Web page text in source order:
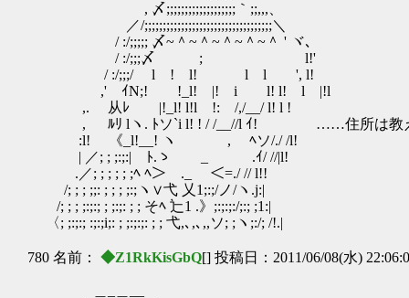
, 〆;;;;;;;;;;;;;;;;;;;｀;;,,,、
／/;;;;;;;;;;;;;;;;;;;;;;;;;;;;;;;;;;;＼
/ :/;;;;; 〆~＾~＾~＾~＾~＾ ' ヾ､
/ :/;;;〆 ; l!'
/ :/;;;/ l ! l! l l ', l!
,' ｲN;! !_l! |! i l! l! l |!l
,. 从ﾚ |!_l! l!l !: /,/__/ l! l !
, ﾙﾘ lヽ. ﾄソ`i l! ! / /__//l ｲ! ……住所は教
:l! 《_l!__! ヽ ゝ , ﾍソ/./ /l!
| ／; ; ;:;:| ﾄ.ゝ _ .ｲ/ //|l!
.／; ; ; ; ; ;ﾍ ﾍ＞ ._ ＜=./ // l!!
/; ; ; ;;: ; ; ; ;:;ヽ∨弋 乂1;:;/ノ/ヽ.j:|
/; ; ; ;:;:; ; ;:;: ; ; そﾍ 辷1 .》;:;:;:/;:; ;1:|
〈; ;:;:; :;:;i;: ; ;:;:;: ; ; 弋,､,､,,ソ; ;ヽ;:/; /!.|
780 名前： ◆Z1RkKisGbQ[] 投稿日：2011/06/08(水)